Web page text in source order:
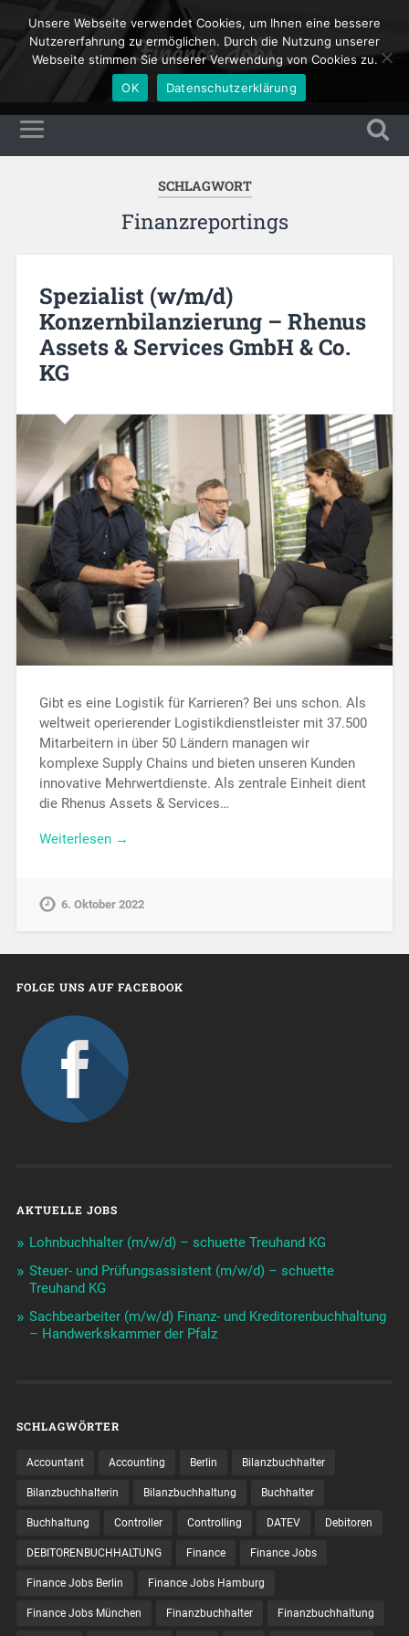
Finance Jobs
SCHLAGWORT
Finanzreportings
Spezialist (w/m/d)
Konzernbilanzierung – Rhenus
Assets & Services GmbH & Co.
KG
Gibt es eine Logistik für Karrieren? Bei uns schon. Als
weltweit operierender Logistikdienstleister mit 37.500
Mitarbeitern in über 50 Ländern managen wir
komplexe Supply Chains und bieten unseren Kunden
innovative Mehrwertdienste. Als zentrale Einheit dient
die Rhenus Assets & Services…
Weiterlesen →
6. Oktober 2022
FOLGE UNS AUF FACEBOOK
AKTUELLE JOBS
Lohnbuchhalter (m/w/d) – schuette Treuhand KG
Steuer- und Prüfungsassistent (m/w/d) – schuette
Treuhand KG
Sachbearbeiter (m/w/d) Finanz- und Kreditorenbuchhaltung
– Handwerkskammer der Pfalz
SCHLAGWÖRTER
Accountant Accounting Berlin Bilanzbuchhalter
Bilanzbuchhalterin Bilanzbuchhaltung Buchhalter
Buchhaltung Controller Controlling DATEV Debitoren
DEBITORENBUCHHALTUNG Finance Finance Jobs
Finance Jobs Berlin Finance Jobs Hamburg
Finance Jobs München Finanzbuchhalter Finanzbuchhaltung
Unsere Webseite verwendet Cookies, um Ihnen eine bessere
Nutzererfahrung zu ermöglichen. Durch die Nutzung unserer
Webseite stimmen Sie unserer Verwendung von Cookies zu.
OK
Datenschutzerklärung